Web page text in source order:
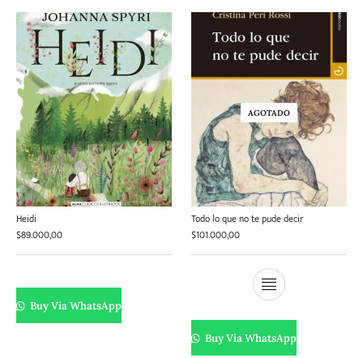
Heidi
$89.000,00
Buy Via WhatsApp
AGOTADO
Todo lo que no te pude decir
$101.000,00
Buy Via WhatsApp